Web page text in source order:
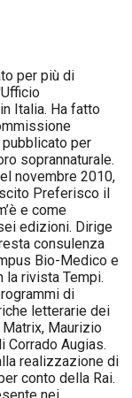
per più di
Italia. Ha fatto
per
soprannaturale.
novembre 2010,
Preferisco il
e come
edizioni. Dirige
consulenza
Bio-Medico e
la rivista Tempi.
di
letterarie dei
Maurizio
Corrado Augias.
realizzazione di
conto della Rai.